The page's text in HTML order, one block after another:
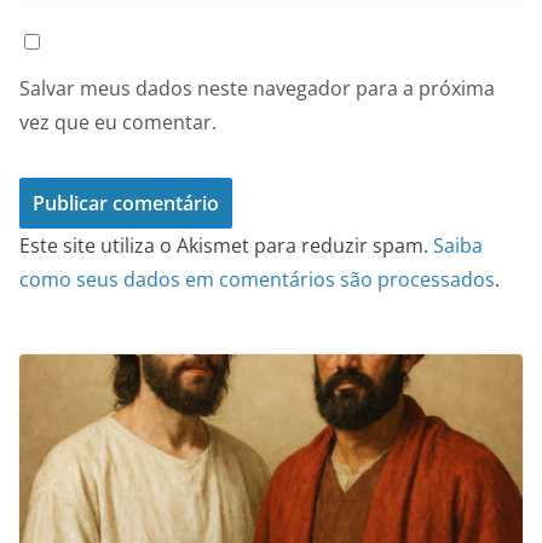
Salvar meus dados neste navegador para a próxima
vez que eu comentar.
Este site utiliza o Akismet para reduzir spam. Saiba
como seus dados em comentários são processados.